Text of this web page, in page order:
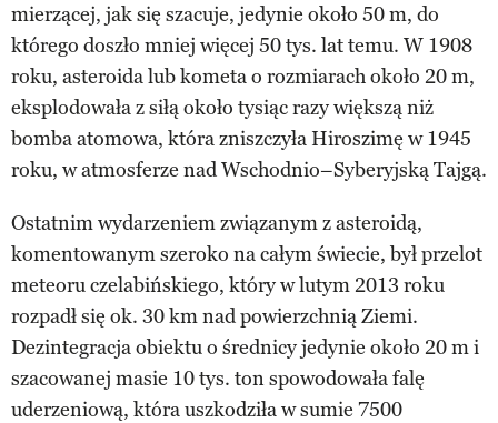
mierzącej, jak się szacuje, jedynie około 50 m, do
którego doszło mniej więcej 50 tys. lat temu. W 1908
roku, asteroida lub kometa o rozmiarach około 20 m,
eksplodowała z siłą około tysiąc razy większą niż
bomba atomowa, która zniszczyła Hiroszimę w 1945
roku, w atmosferze nad Wschodnio–Syberyjską Tajgą.
Ostatnim wydarzeniem związanym z asteroidą,
komentowanym szeroko na całym świecie, był przelot
meteoru czelabińskiego, który w lutym 2013 roku
rozpadł się ok. 30 km nad powierzchnią Ziemi.
Dezintegracja obiektu o średnicy jedynie około 20 m i
szacowanej masie 10 tys. ton spowodowała falę
uderzeniową, która uszkodziła w sumie 7500